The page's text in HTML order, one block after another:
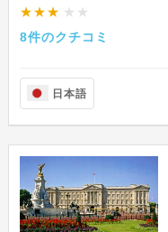
★★★ ★★
8件のクチコミ
日本語